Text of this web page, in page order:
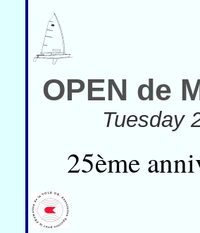
OPEN de
Tuesday
25ème